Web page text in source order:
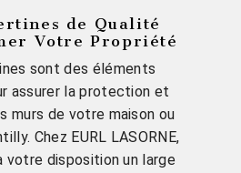
de Qualité
Votre Propriété
sont des éléments
assurer la protection et
murs de votre maison ou
Chez EURL LASORNE,
votre disposition un large